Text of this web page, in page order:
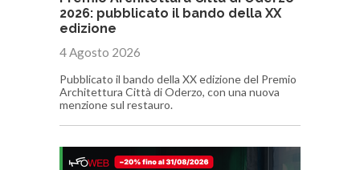
2026: pubblicato il bando della XX
edizione
4 Agosto 2026
Pubblicato il bando della XX edizione del Premio
Architettura Città di Oderzo, con una nuova
menzione sul restauro.